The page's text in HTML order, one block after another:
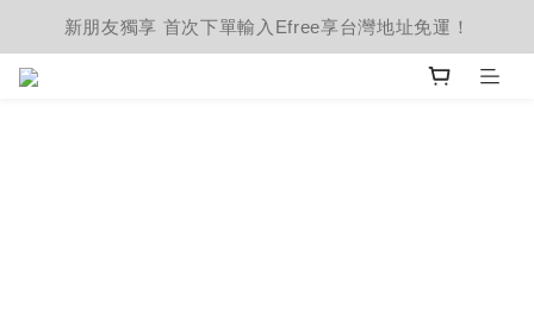
新朋友獨享 首次下單輸入Efree享台灣地址免運！